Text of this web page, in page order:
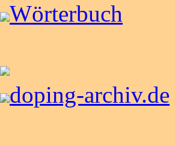
Wörterbuch
doping-archiv.de